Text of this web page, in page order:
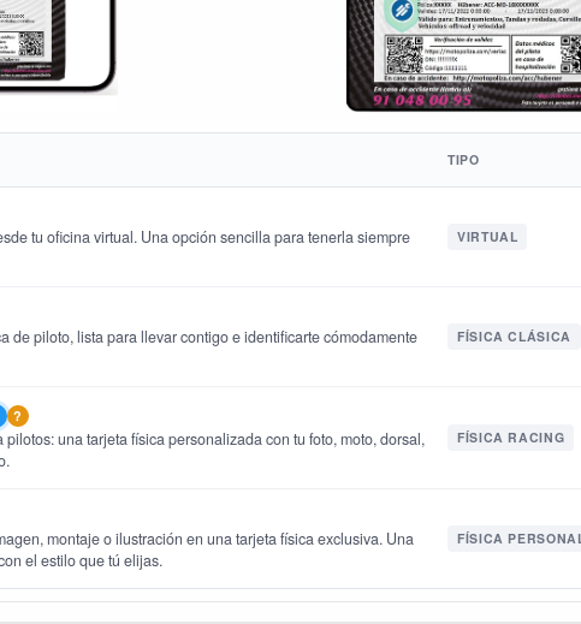
TIPO
tu oficina virtual. Una opción sencilla para tenerla siempre
VIRTUAL
de piloto, lista para llevar contigo e identificarte cómodamente
FÍSICA CLÁSICA
?
una tarjeta física personalizada con tu foto, moto, dorsal,
FÍSICA RACING
montaje o ilustración en una tarjeta física exclusiva. Una
el estilo que tú elijas.
FÍSICA